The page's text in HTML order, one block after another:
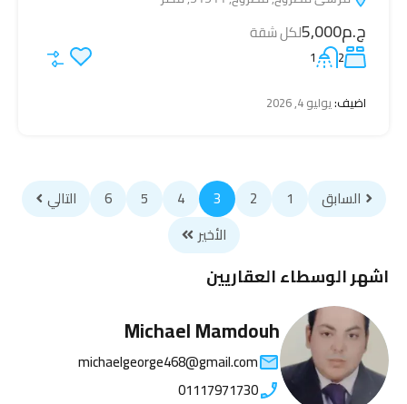
ج.م5,000 لكل شقة
2
1
اضيف:يوليو 4, 2026
السابق 1
2
3
4
5
6
التالي
الأخير
اشهر الوسطاء العقاريين
Michael Mamdouh
michaelgeorge468@gmail.com
01117971730